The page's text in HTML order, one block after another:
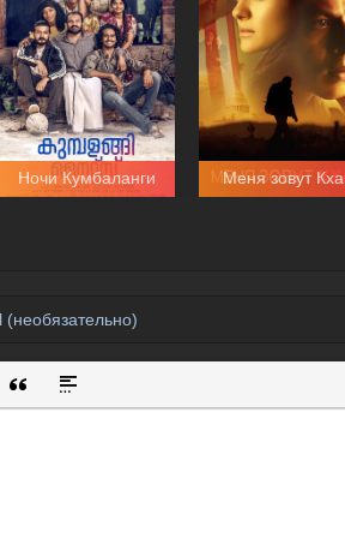
Ночи Кумбаланги Меня зовут
ссылку
скрытого текста
цитаты
Вставка спойлера